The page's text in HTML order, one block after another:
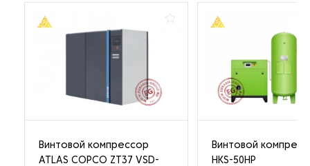
Винтовой компрессор
ATLAS COPCO ZT37 VSD-
Винтовой
HKS-50HP